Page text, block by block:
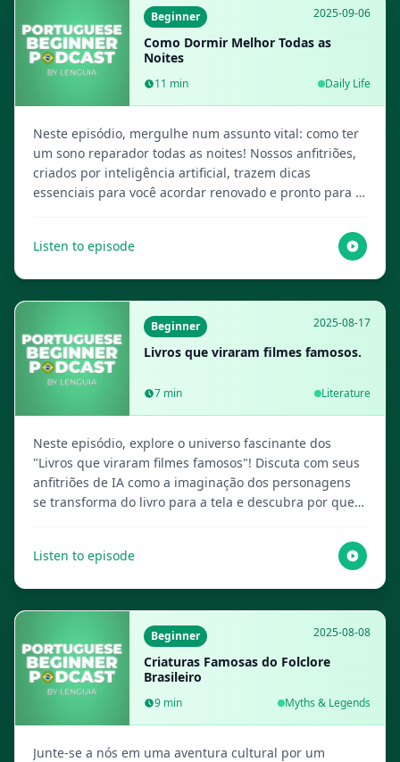
Beginner 2025-09-06
Como Dormir Melhor Todas as
Noites
11 min Daily Life
Neste episódio, mergulhe num assunto vital: como ter
um sono reparador todas as noites! Nossos anfitriões,
criados por inteligência artificial, trazem dicas
essenciais para você acordar renovado e pronto para o
aprendizado de idiomas!
Listen to episode
Beginner 2025-08-17
Livros que viraram filmes famosos.
7 min Literature
Neste episódio, explore o universo fascinante dos
"Livros que viraram filmes famosos"! Discuta com seus
anfitriões de IA como a imaginação dos personagens
se transforma do livro para a tela e descubra por que
Lenguia.com to get the full script, create multimedia
flashcards and more language learning resources!
Listen to episode
Beginner 2025-08-08
Criaturas Famosas do Folclore
Brasileiro
9 min Myths & Legends
Junte-se a nós em uma aventura cultural por um